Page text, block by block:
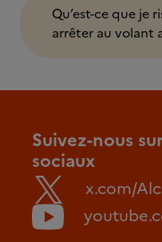
Qu’est-ce que je
arrêter au volant
Suivez-nous
sociaux
x.com/